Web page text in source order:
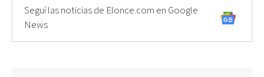
Seguí las noticias de Elonce.com en Google
News